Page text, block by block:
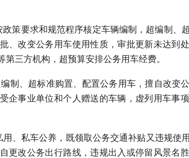
策要求和规范程序核定车辆编制，超编制、
、改变公务用车使用性质，审批更新未达到
三方机构，超预算安排公务用车经费。
制、超标准购置、配置公务用车，擅自改变
企事业单位和个人赠送的车辆，虚列用车事
、私车公养，既领取公务交通补贴又违规使
更改公务出行路线，违规出入或停留风景名